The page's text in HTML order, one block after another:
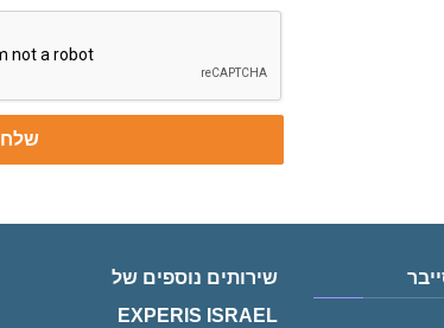
שלח
שירותים נוספים של
EXPERIS ISRAEL